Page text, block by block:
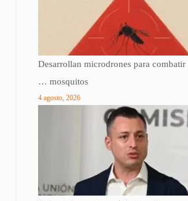
Desarrollan microdrones para combatir
… mosquitos
4 agosto, 2026